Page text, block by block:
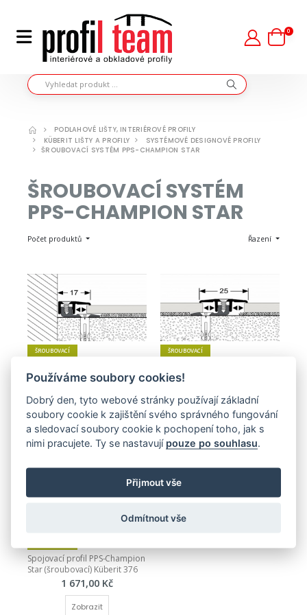
0
PODLAHOVÉ LIŠTY, INTERIÉROVÉ PROFILY
KÜBERIT LIŠTY A PROFILY
SYSTÉMOVÉ DESIGNOVÉ PROFILY
ŠROUBOVACÍ SYSTÉM PPS-CHAMPION STAR
ŠROUBOVACÍ SYSTÉM
PPS-CHAMPION STAR
Počet produktů Řazení
ŠROUBOVACÍ
Champion Star (šroubovací)
1 427,00 Kč
Zobrazit
ŠROUBOVACÍ
(šroubovací) Küberit 378
Zobrazit
Spojovací profil PPS-Champion
Star (šroubovací) Küberit 376
1 671,00 Kč
Zobrazit
Používáme soubory cookies!
Dobrý den, tyto webové stránky používají základní
soubory cookie k zajištění svého správného fungování
a sledovací soubory cookie k pochopení toho, jak s
nimi pracujete. Ty se nastavují pouze po souhlasu
Přijmout vše
Odmítnout vše